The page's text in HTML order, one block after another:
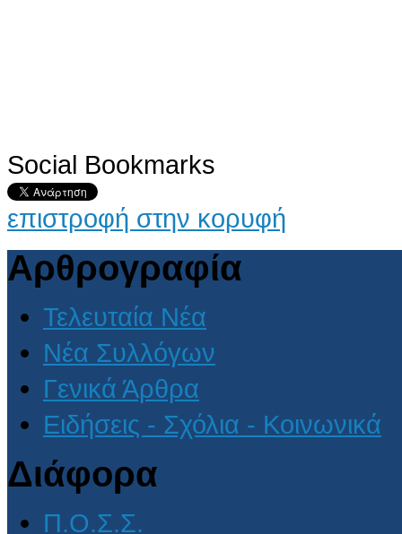
Social Bookmarks
επιστροφή στην κορυφή
Αρθρογραφία
Τελευταία Νέα
Νέα Συλλόγων
Γενικά Άρθρα
Ειδήσεις - Σχόλια - Κοινωνικά
Διάφορα
Π.Ο.Σ.Σ.